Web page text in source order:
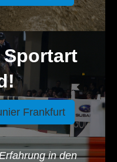
Frankfurt
in den